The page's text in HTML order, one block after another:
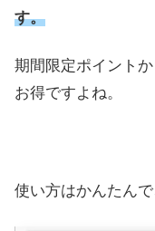
す。
期間限定ポイント
お得ですよね。
使い方はかんたん